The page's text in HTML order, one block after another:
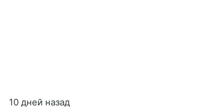
10 дней назад